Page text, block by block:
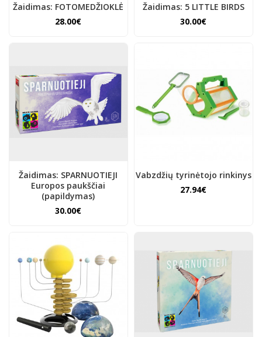
Žaidimas: FOTOMEDŽIOKLĖ
28.00€
Žaidimas: 5 LITTLE BIRDS
30.00€
Žaidimas: SPARNUOTIEJI
Europos paukščiai
(papildymas)
30.00€
Vabzdžių tyrinėtojo rinkinys
27.94€